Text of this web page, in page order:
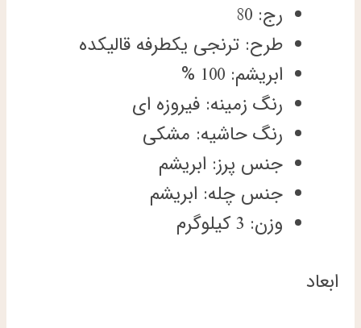
رج: 80
طرح: ترنجی یکطرفه قالیکده
ابریشم: 100 %
رنگ زمینه: فیروزه ای
رنگ حاشیه: مشکی
جنس پرز: ابریشم
جنس چله: ابریشم
وزن: 3 کیلوگرم
ابعاد